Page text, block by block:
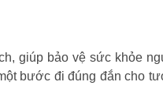
giúp bảo vệ sức khỏe
bước đi đúng đắn cho